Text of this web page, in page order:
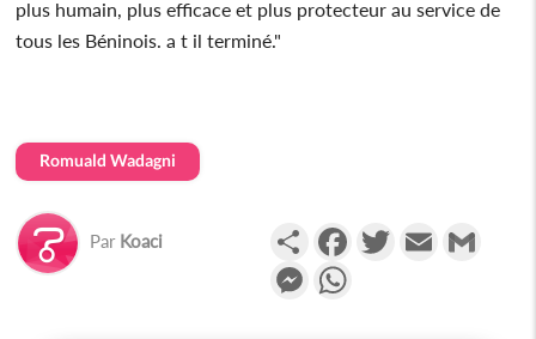
plus humain, plus efficace et plus protecteur au service de
tous les Béninois. a t il terminé."
Romuald Wadagni
Par Koaci PartagerFacebookTwitterEmail
Messenger